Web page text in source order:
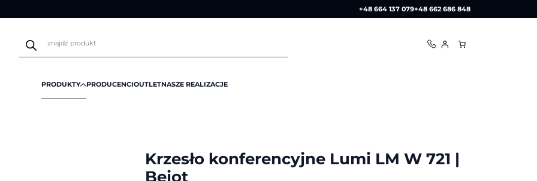
+48 664 137 079+48 662 686 848
produktów
PRODUKTY PRODUCENCIOUTLETNASZE REALIZACJE
Krzesło konferencyjne Lumi LM W 721 |
Bejot